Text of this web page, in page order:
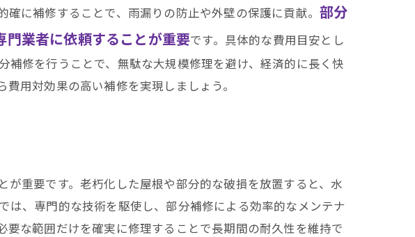
に補修することで、雨漏りの防止や外壁の保護に貢献。部分
業者に依頼することが重要です。具体的な費用目安とし
修を行うことで、無駄な大規模修理を避け、経済的に長く快
用対効果の高い補修を実現しましょう。
重要です。老朽化した屋根や部分的な破損を放置すると、水
、専門的な技術を駆使し、部分補修による効率的なメンテナ
な範囲だけを確実に修理することで長期間の耐久性を維持で